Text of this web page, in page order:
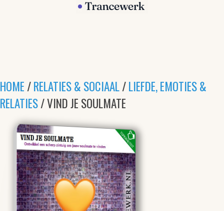
HOME/RELATIES & SOCIAAL/LIEFDE, EMOTIES &
RELATIES/ VIND JE SOULMATE